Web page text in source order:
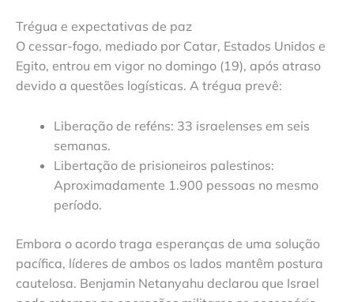
Trégua e expectativas de paz
O cessar-fogo, mediado por Catar, Estados Unidos e
Egito, entrou em vigor no domingo (19), após atraso
devido a questões logísticas. A trégua prevê:
Liberação de reféns: 33 israelenses em seis
semanas.
Libertação de prisioneiros palestinos:
Aproximadamente 1.900 pessoas no mesmo
período.
Embora o acordo traga esperanças de uma solução
pacífica, líderes de ambos os lados mantêm postura
cautelosa. Benjamin Netanyahu declarou que Israel